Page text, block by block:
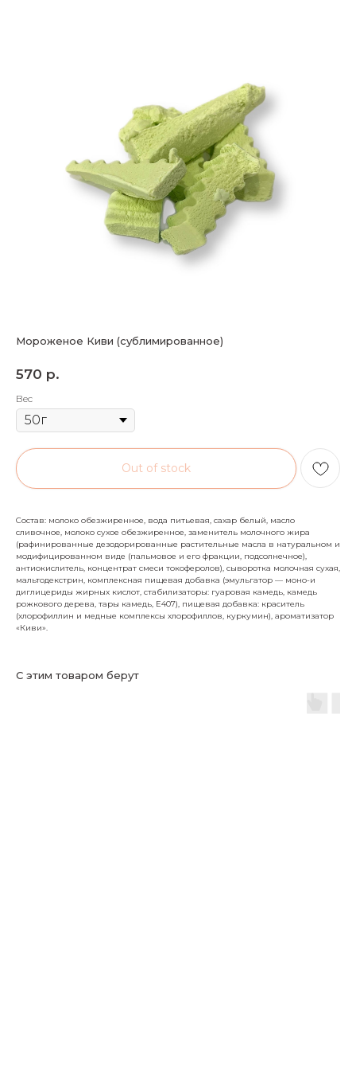
Мороженое Киви (сублимированное)
570 р.
Вес
Out of stock
Состав: молоко обезжиренное, вода питьевая, сахар белый, масло
сливочное, молоко сухое обезжиренное, заменитель молочного жира
(рафинированные дезодорированные растительные масла в натуральном и
модифицированном виде (пальмовое и его фракции, подсолнечное),
антиокислитель, концентрат смеси токоферолов), сыворотка молочная сухая,
мальтодекстрин, комплексная пищевая добавка (эмульгатор — моно-и
диглицериды жирных кислот, стабилизаторы: гуаровая камедь, камедь
рожкового дерева, тары камедь, Е407), пищевая добавка: краситель
(хлорофиллин и медные комплексы хлорофиллов, куркумин), ароматизатор
«Киви».
С этим товаром берут